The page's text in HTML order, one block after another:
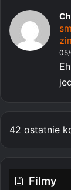
42 ostatnie
Filmy